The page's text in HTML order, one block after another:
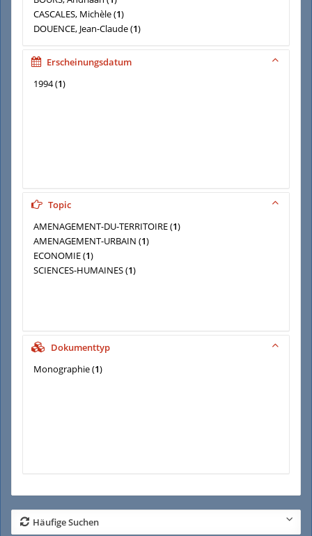
CASCALES, Michèle(1)
DOUENCE, Jean-Claude(1)
DURR, Daniel(1)
Erscheinungsdatum
1994(1)
Topic
AMENAGEMENT-DU-TERRITOIRE(1)
AMENAGEMENT-URBAIN (1)
ECONOMIE(1)
SCIENCES-HUMAINES(1)
Dokumenttyp
Monographie(1)
Häufige Suchen